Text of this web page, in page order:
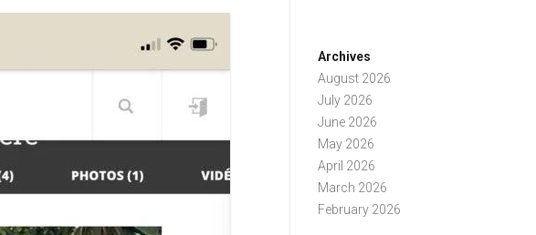
Archives
August 2026
July 2026
June 2026
May 2026
April 2026
March 2026
February 2026